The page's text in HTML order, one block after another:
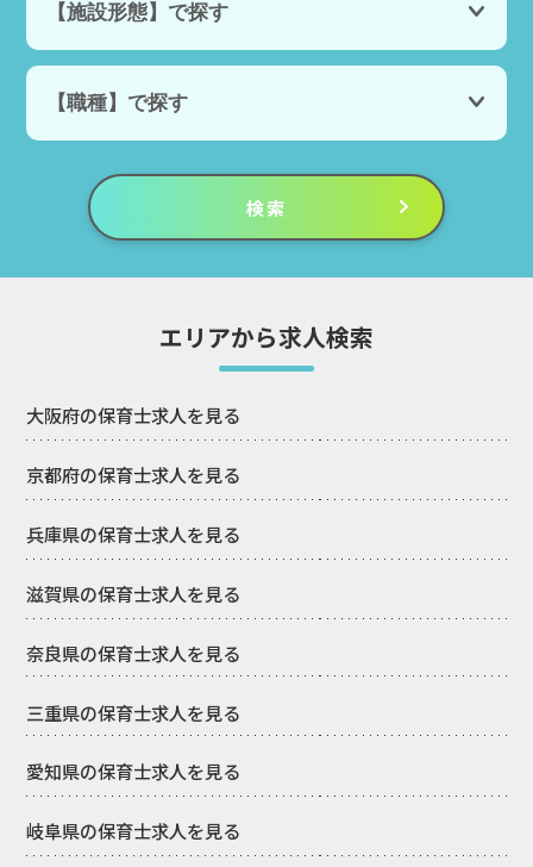
エリアから求人検索
大阪府の保育士求人を見る
京都府の保育士求人を見る
兵庫県の保育士求人を見る
滋賀県の保育士求人を見る
奈良県の保育士求人を見る
三重県の保育士求人を見る
愛知県の保育士求人を見る
岐阜県の保育士求人を見る